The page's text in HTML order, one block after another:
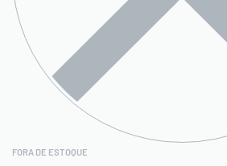
FORA DE ESTOQUE